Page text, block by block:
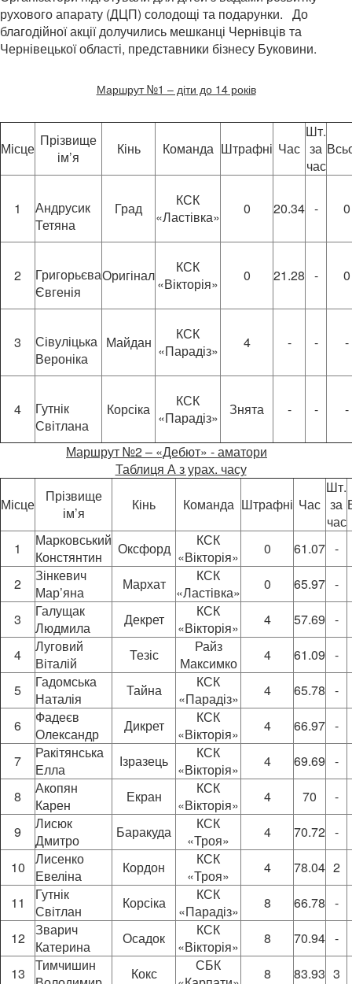
рухового апарату (ДЦП) солодощі та подарунки. До
благодійної акції долучились мешканці Чернівців та
Чернівецької області, представники бізнесу Буковини.
Маршрут №1 – діти до 14 років
Місце Прізвище
ім’я
Кінь Команда Штрафні Час
Шт.
за
час
1
Андрусик
Тетяна
Град
КСК
«Ластівка»
0 20.34 - 0
2
Григорьєва
Євгенія
Оригінал
КСК
«Вікторія»
0 21.28 - 0
3
Сівуліцька
Вероніка
Майдан
КСК
«Парадіз»
4 - - -
4
Гутнік
Світлана
Корсіка
КСК
«Парадіз»
Знята - - -
Маршрут №2 – «Дебют» - аматори
Таблиця А з урах. часу
Місце
Прізвище
ім’я
Кінь Команда Штрафні Час
Шт.
за
час
1
Марковський
Констянтин
Оксфорд
КСК
«Вікторія»
0 61.07 -
2
Зінкевич
Мар’яна
Мархат
КСК
«Ластівка»
0 65.97 -
3
Галущак
Людмила
Декрет
КСК
«Вікторія»
4 57.69 -
4
Луговий
Віталій
Тезіс
Райз
Максимко
4 61.09 -
5
Гадомська
Наталія
Тайна
КСК
«Парадіз»
4 65.78 -
6
Фадеєв
Олександр
Дикрет
КСК
«Вікторія»
4 66.97 -
7
Ракітянська
Елла
Ізразець
КСК
«Вікторія»
4 69.69 -
8
Акопян
Карен
Екран
КСК
«Вікторія»
4 70
-
9
Лисюк
Дмитро
Баракуда
КСК
«Троя»
4 70.72 -
10
Лисенко
Евеліна
Кордон
КСК
«Троя»
4 78.04 2
11
Гутнік
Світлан
Корсіка
КСК
«Парадіз»
8 66.78 -
12 Зварич
Катерина
Осадок
КСК
«Вікторія»
8 70.94 -
13
Тимчишин
Кокс
СБК
8 83.93 3